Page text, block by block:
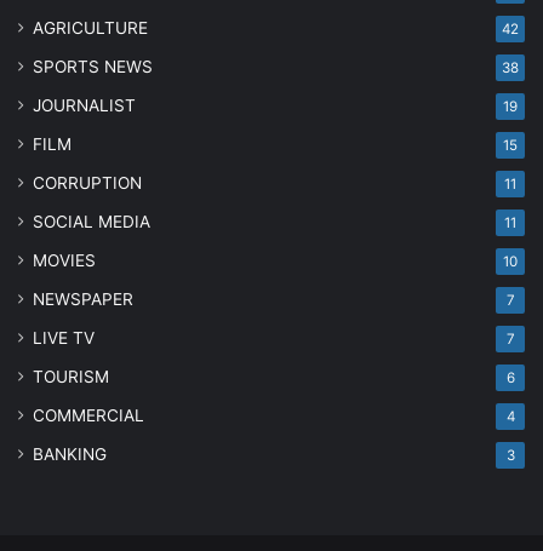
AGRICULTURE 42
SPORTS NEWS 38
JOURNALIST 19
FILM 15
CORRUPTION 11
SOCIAL MEDIA 11
MOVIES 10
NEWSPAPER 7
LIVE TV 7
TOURISM 6
COMMERCIAL 4
BANKING 3